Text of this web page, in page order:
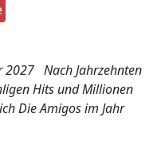
2027 Nach Jahrzehnten
Hits und Millionen
Die Amigos im Jahr